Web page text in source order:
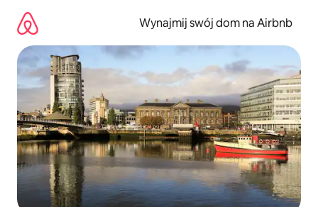
treści
Wynajmij swój dom na Airbnb